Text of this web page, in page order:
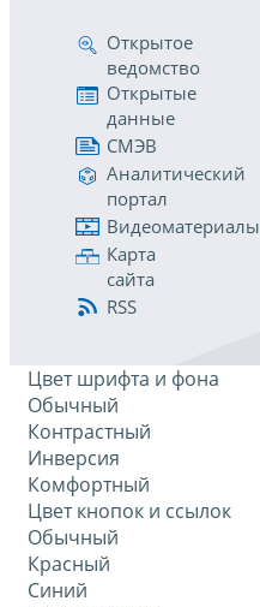
Открытое
ведомство
Открытые
данные
СМЭВ
Аналитический
портал
Видеоматериалы
Карта
сайта
RSS
Цвет шрифта и фона
Обычный
Контрастный
Инверсия
Комфортный
Цвет кнопок и ссылок
Обычный
Красный
Синий